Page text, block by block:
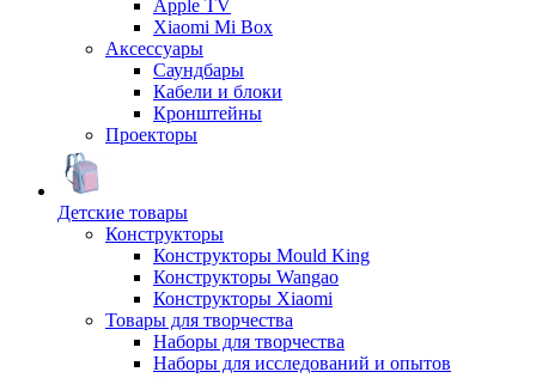
Apple TV
Xiaomi Mi Box
Аксессуары
Саундбары
Кабели и блоки
Кронштейны
Проекторы
Детские товары
Конструкторы
Конструкторы Mould King
Конструкторы Wangao
Конструкторы Xiaomi
Товары для творчества
Наборы для творчества
Наборы для исследований и опытов